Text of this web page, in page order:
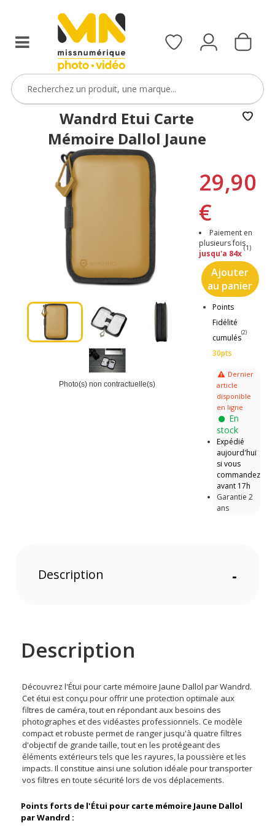
Wandrd Etui Carte
Mémoire Dallol Jaune
Photo(s) non contractuelle(s)
29,90
€
Paiement en
plusieurs fois
jusqu'a 84x
(1)
Ajouter
au panier
Points
Fidélité
cumulés
(2)
30pts
Dernier
article
disponible
en ligne
En
stock
Expédié
aujourd'hui
si vous
commandez
avant 17h
Garantie 2
ans
Description -
Description
Découvrez l'Étui pour carte mémoire Jaune Dallol par Wandrd.
Cet étui est conçu pour offrir une protection optimale aux
filtres de caméra, tout en répondant aux besoins des
photographes et des vidéastes professionnels. Ce modèle
compact et robuste permet de ranger jusqu'à quatre filtres
d'objectif de grande taille, tout en les protégeant des
éléments extérieurs tels que les rayures, la poussière et les
impacts. Il constitue ainsi une solution idéale pour transporter
vos filtres en toute sécurité lors de vos déplacements.
Points forts de l'Étui pour carte mémoire Jaune Dallol
par Wandrd :